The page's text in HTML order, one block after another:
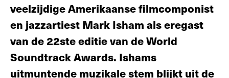
veelzijdige Amerikaanse filmcomponist
en jazzartiest Mark Isham als eregast
van de 22ste editie van de World
Soundtrack Awards. Ishams
uitmuntende muzikale stem blijkt uit de